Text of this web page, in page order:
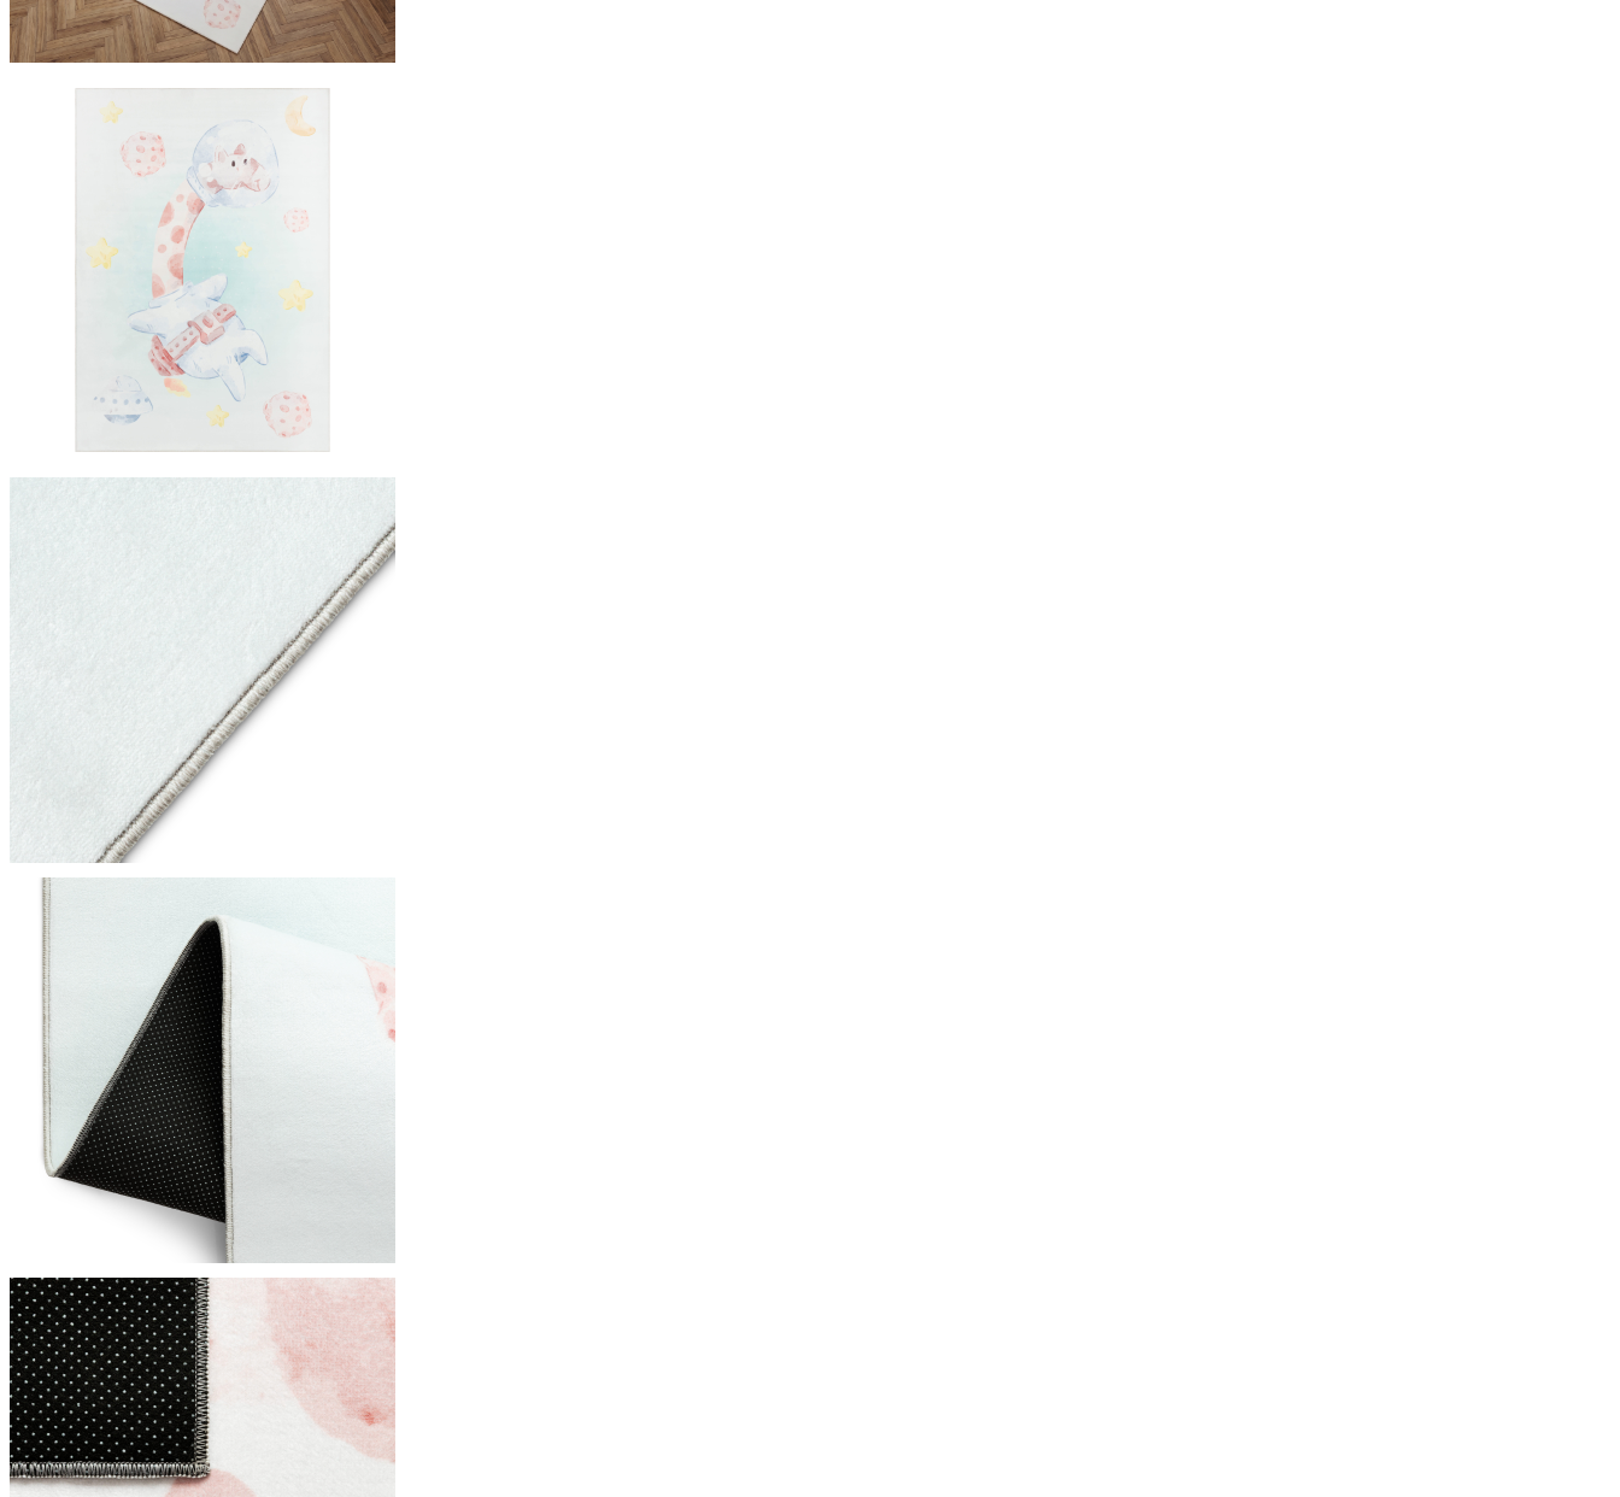
Utilizziamo i cookie per personalizzare contenuti e annunci, per fornire funzionalità dei social media e per analizzare il nostro traffico.
Condividiamo inoltre informazioni su come utilizzi il nostro sito con i nostri partner social, pubblicitari e analitici, i quali possono
combinarle con altre informazioni che hai fornito loro o che hanno raccolto in base al tuo utilizzo dei loro servizi.
Indispensabili
I cookie indispensabili sono cruciali per le funzioni di base del sito e il sito non funzionerà come previsto senza di essi. Questi cookie non